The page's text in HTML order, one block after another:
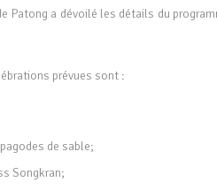
Patong a dévoilé les détails du
prévues sont :
de sable;
Songkran;